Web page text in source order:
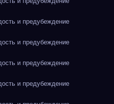
и предубеждение
и предубеждение
и предубеждение
и предубеждение